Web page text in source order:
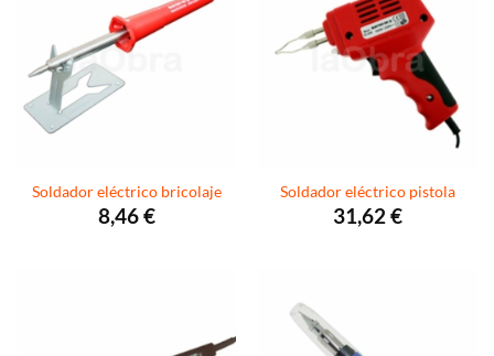
Soldador eléctrico bricolaje
8,46€
Soldador eléctrico pistola
31,62 €